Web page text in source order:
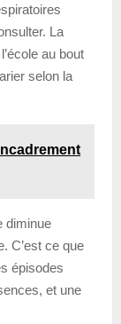
La
au bout
selon la
diminue
C’est ce que
épisodes
et une